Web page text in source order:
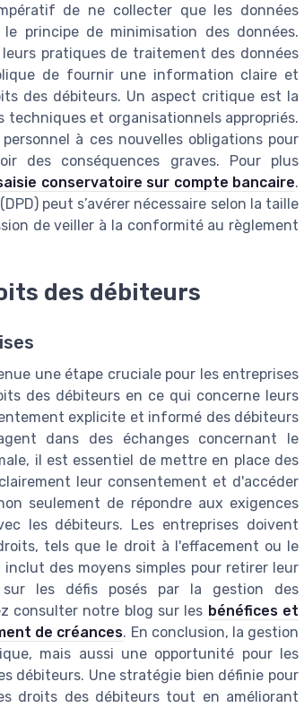
de ne collecter que les données
principe de minimisation des données.
pratiques de traitement des données
de fournir une information claire et
des débiteurs. Un aspect critique est la
techniques et organisationnels appropriés.
à ces nouvelles obligations pour
des conséquences graves. Pour plus
conservatoire sur compte bancaire.
peut s’avérer nécessaire selon la taille
de veiller à la conformité au règlement
des débiteurs
une étape cruciale pour les entreprises
des débiteurs en ce qui concerne leurs
explicite et informé des débiteurs
dans des échanges concernant le
il est essentiel de mettre en place des
leur consentement et d'accéder
seulement de répondre aux exigences
les débiteurs. Les entreprises doivent
tels que le droit à l'effacement ou le
des moyens simples pour retirer leur
les défis posés par la gestion des
consulter notre blog sur les bénéfices et
de créances. En conclusion, la gestion
mais aussi une opportunité pour les
débiteurs. Une stratégie bien définie pour
droits des débiteurs tout en améliorant